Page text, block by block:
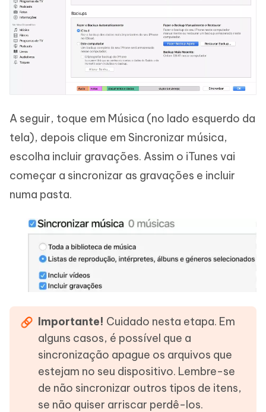
A seguir, toque em Música (no lado esquerdo da
tela), depois clique em Sincronizar música,
escolha incluir gravações. Assim o iTunes vai
começar a sincronizar as gravações e incluir
numa pasta.
Importante! Cuidado nesta etapa. Em
alguns casos, é possível que a
sincronização apague os arquivos que
estejam no seu dispositivo. Lembre-se
de não sincronizar outros tipos de itens,
se não quiser arriscar perdê-los.